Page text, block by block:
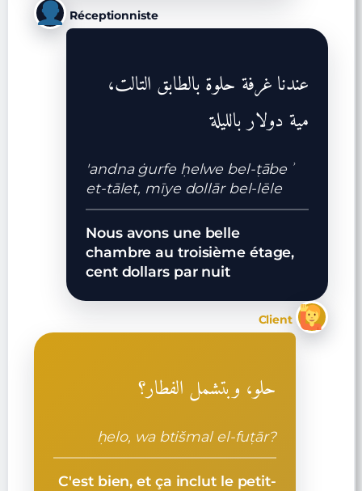
Réceptionniste
عندنا غرفة حلوة بالطابق التالت،
مية دولار بالليلة
'andna ġurfe ḥelwe bel-ṭābeʾ
et-tālet, mīye dollār bel-lēle
Nous avons une belle
chambre au troisième étage,
cent dollars par nuit
Client
حلو، وبتشمل الفطار؟
ḥelo, wa btišmal el-fuṭār?
C'est bien, et ça inclut le petit-